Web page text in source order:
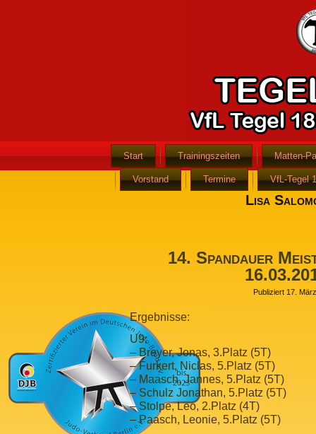
Start Trainingszeiten Matten-
Vorstand Termine VfL-Tegel
Lisa
14. Spandauer
Publiziert 17.
Ergebnisse:
U9:
– Breyer, Jonas, 3.Platz (5T)
– Furkert, Niclas, 5.Platz (5T)
– Maasch, Jannes, 5.Platz (5T)
– Schulz Jonathan, 5.Platz (5T)
– Stolpe, Leo, 2.Platz (4T)
– Paasch, Leonie, 5.Platz (5T)